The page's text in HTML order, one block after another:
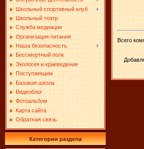
Школьный спортивный клуб
Школьный театр
Служба медиации
Организация питания
Наша безопасность
Бессмертный полк
Экология и краеведение
Поступающим
Базовая школа
Видеоблог
Фотоальбом
Карта сайта
Обратная связь
Категории раздела
Всего